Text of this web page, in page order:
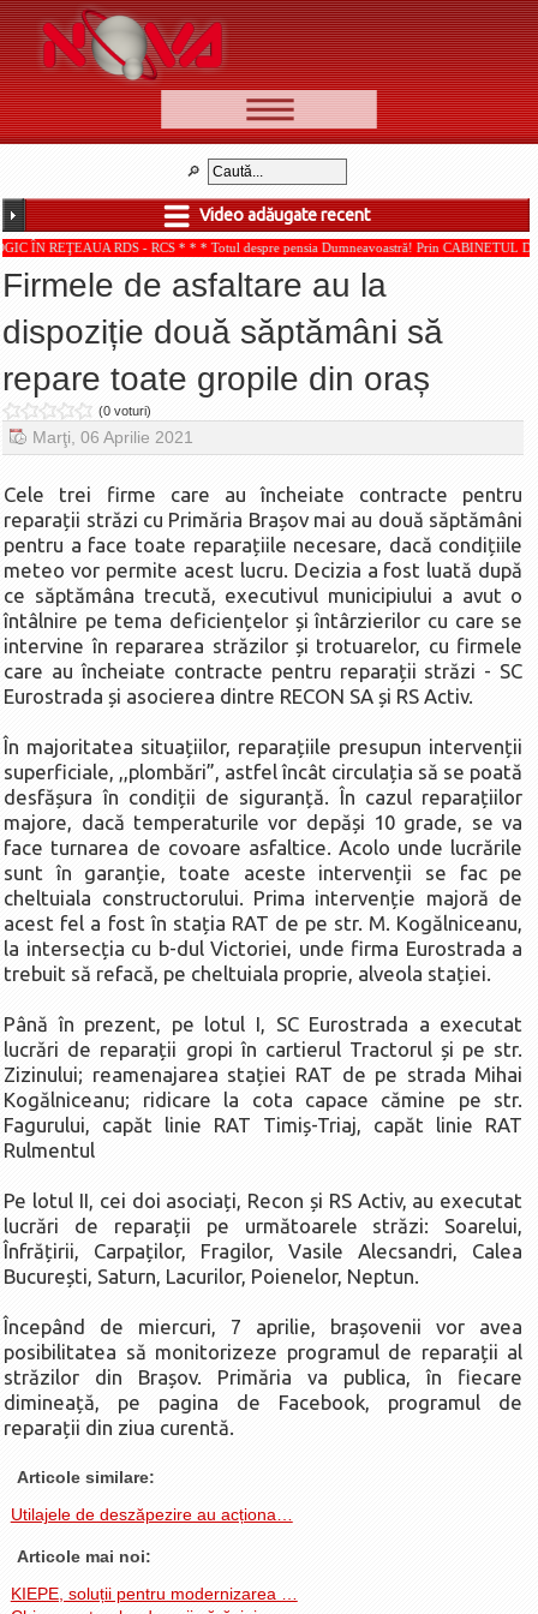
📰 Ştiri
🆕 Cele mai noi
Ştirile Nova TV
Poveşti din Braşov
Punct şi de la capăt
Faţă în faţă
Punctul pe I
BV-01-ADE
Aici pentru tine
De la Mic la Mare
La Ţintă
Subiecte grele
Dialoguri cu Ghişe
Bucuria Credinţei
Replica Braşovului
Zona Neutră
Contact
Video adăugate recent
REŢEAUA RDS - RCS * * * Totul despre pensia Dumneavoastră! Prin CABINETUL
Firmele de asfaltare au la
dispoziție două săptămâni să
repare toate gropile din oraș
(0 voturi)
Marţi, 06 Aprilie 2021
Cele trei firme care au încheiate contracte pentru
reparații străzi cu Primăria Brașov mai au două săptămâni
pentru a face toate reparațiile necesare, dacă condițiile
meteo vor permite acest lucru. Decizia a fost luată după
ce săptămâna trecută, executivul municipiului a avut o
întâlnire pe tema deficiențelor și întârzierilor cu care se
intervine în repararea străzilor și trotuarelor, cu firmele
care au încheiate contracte pentru reparații străzi - SC
Eurostrada și asocierea dintre RECON SA și RS Activ.
În majoritatea situațiilor, reparațiile presupun intervenții
superficiale, ,,plombări”, astfel încât circulația să se poată
desfășura în condiții de siguranță. În cazul reparațiilor
majore, dacă temperaturile vor depăși 10 grade, se va
face turnarea de covoare asfaltice. Acolo unde lucrările
sunt în garanție, toate aceste intervenții se fac pe
cheltuiala constructorului. Prima intervenție majoră de
acest fel a fost în stația RAT de pe str. M. Kogălniceanu,
la intersecția cu b-dul Victoriei, unde firma Eurostrada a
trebuit să refacă, pe cheltuiala proprie, alveola stației.
Până în prezent, pe lotul I, SC Eurostrada a executat
lucrări de reparații gropi în cartierul Tractorul și pe str.
Zizinului; reamenajarea stației RAT de pe strada Mihai
Kogălniceanu; ridicare la cota capace cămine pe str.
Fagurului, capăt linie RAT Timiș-Triaj, capăt linie RAT
Rulmentul
Pe lotul II, cei doi asociați, Recon și RS Activ, au executat
lucrări de reparații pe următoarele străzi: Soarelui,
Înfrățirii, Carpaților, Fragilor, Vasile Alecsandri, Calea
București, Saturn, Lacurilor, Poienelor, Neptun.
Începând de miercuri, 7 aprilie, brașovenii vor avea
posibilitatea să monitorizeze programul de reparații al
străzilor din Brașov. Primăria va publica, în fiecare
dimineață, pe pagina de Facebook, programul de
reparații din ziua curentă.
Articole similare:
Utilajele de deszăpezire au acționa…
Articole mai noi:
KIEPE, soluții pentru modernizarea …